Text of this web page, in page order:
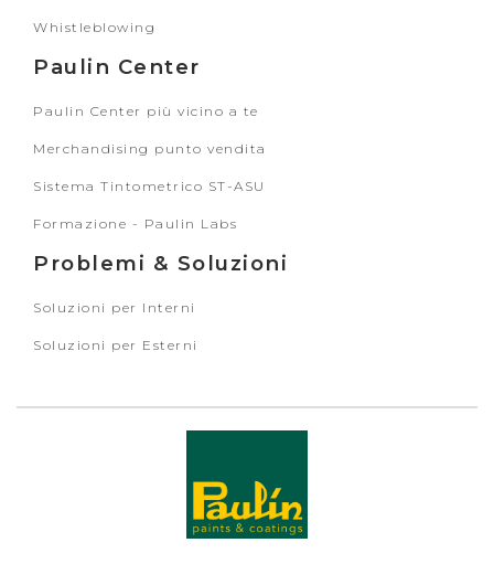
Whistleblowing
Paulin Center
Paulin Center più vicino a te
Merchandising punto vendita
Sistema Tintometrico ST-ASU
Formazione - Paulin Labs
Problemi & Soluzioni
Soluzioni per Interni
Soluzioni per Esterni